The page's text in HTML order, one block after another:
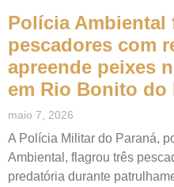
Polícia Ambiental
pescadores com
apreende peixes
em Rio Bonito do
maio 7, 2026
A Polícia Militar do Paraná,
Ambiental, flagrou três
predatória durante